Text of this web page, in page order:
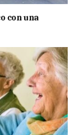
con una